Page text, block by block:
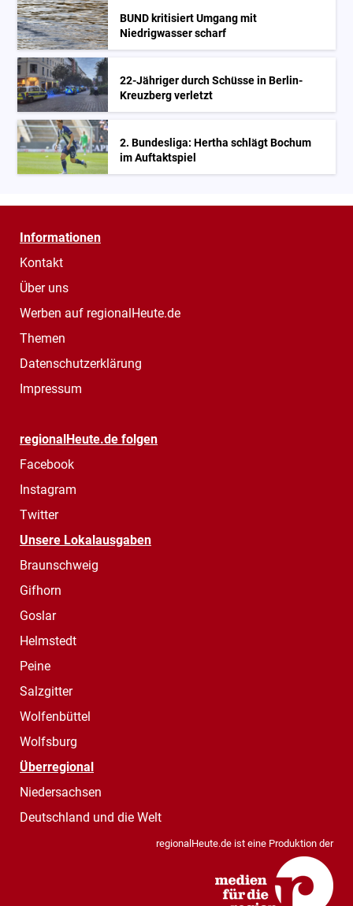
BUND kritisiert Umgang mit
Niedrigwasser scharf
22-Jähriger durch Schüsse in Berlin-
Kreuzberg verletzt
2. Bundesliga: Hertha schlägt Bochum
im Auftaktspiel
Informationen
Kontakt
Über uns
Werben auf regionalHeute.de
Themen
Datenschutzerklärung
Impressum
regionalHeute.de folgen
Facebook
Instagram
Twitter
Unsere Lokalausgaben
Braunschweig
Gifhorn
Goslar
Helmstedt
Peine
Salzgitter
Wolfenbüttel
Wolfsburg
Überregional
Niedersachsen
Deutschland und die Welt
regionalHeute.de ist eine Produktion der